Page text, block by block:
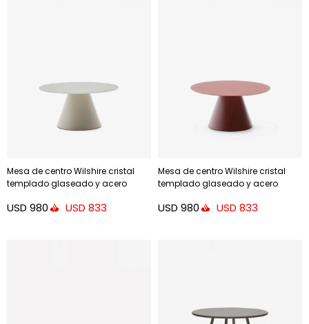
Mesa de centro Wilshire cristal
templado glaseado y acero
Ø80cm
USD 980 USD 833
Mesa de centro Wilshire cristal
templado glaseado y acero
mate Ø80cm
USD 980 USD 833